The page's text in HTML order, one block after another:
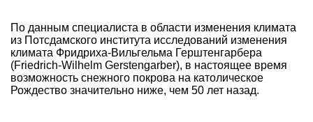
По данным специалиста в области изменения климата
из Потсдамского института исследований изменения
климата Фридриха-Вильгельма Герштенгарбера
(Friedrich-Wilhelm Gerstengarber), в настоящее время
возможность снежного покрова на католическое
Рождество значительно ниже, чем 50 лет назад.